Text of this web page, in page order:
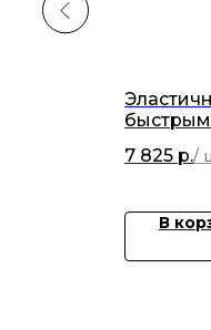
7 825 р.
В